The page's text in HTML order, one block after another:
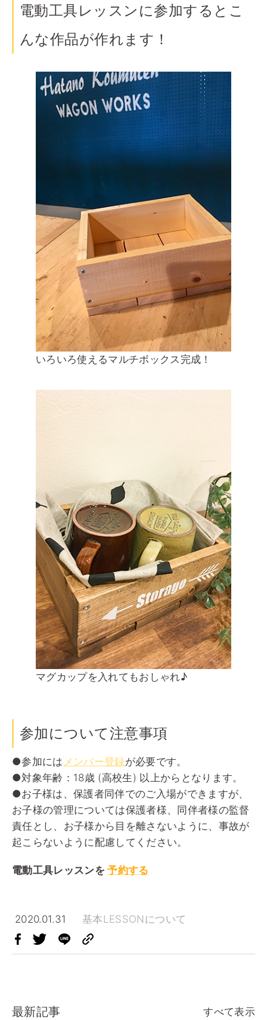
電動工具レッスンに参加するとこ
んな作品が作れます！
いろいろ使えるマルチボックス完成！
マグカップを入れてもおしゃれ♪
参加について注意事項
●参加には メンバー登録が必要です。
●対象年齢：18歳 (高校生) 以上からとなります。
●お子様は、保護者同伴でのご入場ができますが、
お子様の管理については保護者様、同伴者様の監督
責任とし、お子様から目を離さないように、事故が
起こらないように配慮してください。
電動工具レッスンを予約する
2020.01.31 基本LESSONについて
最新記事 すべて表示